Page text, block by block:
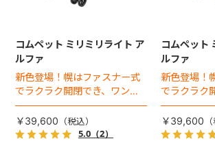
コムペット ミリミリライト ア
ルファ
新色登場！幌はファスナー式
でラクラク開閉でき、ワンち
ゃんやネコちゃんの抜け出し
を防止！キャリー部前面にメ
ッシュがプラスされた通気性
￥39,600
5.0（2）
コムペット
ルファ
新色登場！
でラクラク
ゃんやネコ
を防止！キ
ッシュがプ
￥39,600